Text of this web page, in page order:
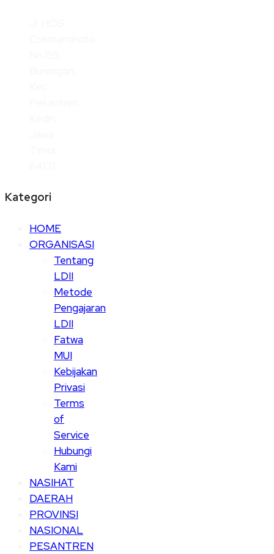
Kategori
HOME
ORGANISASI
Tentang
LDII
Metode
Pengajaran
LDII
Fatwa
MUI
Kebijakan
Privasi
Terms
of
Service
Hubungi
Kami
NASIHAT
DAERAH
PROVINSI
NASIONAL
PESANTREN